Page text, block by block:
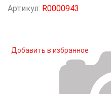
Артикул: R0000943
Добавить в избранное